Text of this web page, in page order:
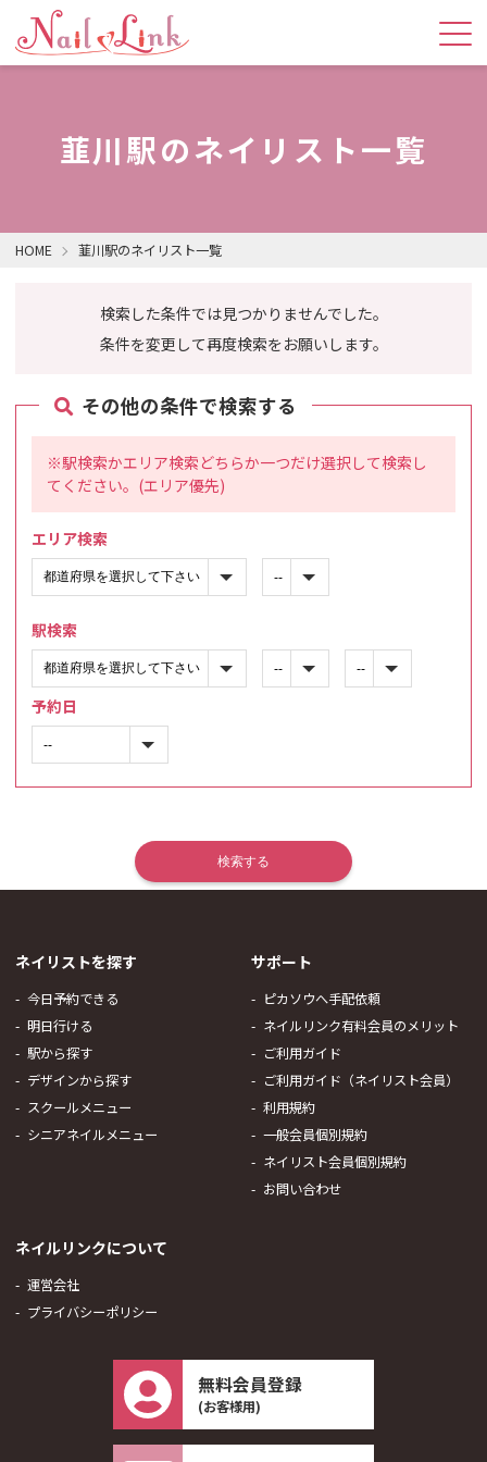
韮川駅のネイリスト一覧
HOME 韮川駅のネイリスト一覧
検索した条件では見つかりませんでした。
条件を変更して再度検索をお願いします。
その他の条件で検索する
※駅検索かエリア検索どちらか一つだけ選択して検索し
てください。(エリア優先)
エリア検索
駅検索
予約日
ネイリストを探す
今日予約できる
明日行ける
駅から探す
デザインから探す
スクールメニュー
シニアネイルメニュー
サポート
ピカソウへ手配依頼
ネイルリンク有料会員のメリット
ご利用ガイド
ご利用ガイド（ネイリスト会員）
利用規約
一般会員個別規約
ネイリスト会員個別規約
お問い合わせ
ネイルリンクについて
運営会社
プライバシーポリシー
無料会員登録
(お客様用)